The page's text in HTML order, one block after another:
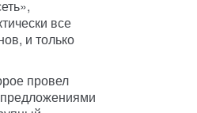
все
и только
провел
предложениями